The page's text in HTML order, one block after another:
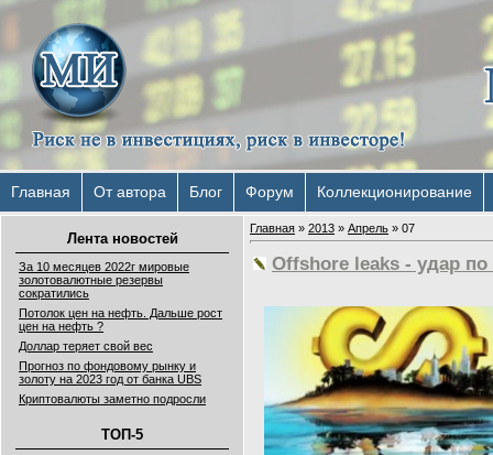
Главная От автора Блог Форум Коллекционирование
Лента новостей
За 10 месяцев 2022г мировые
золотовалютные резервы
сократились
Потолок цен на нефть. Дальше рост
цен на нефть ?
Доллар теряет свой вес
Прогноз по фондовому рынку и
золоту на 2023 год от банка UBS
Криптовалюты заметно подросли
ТОП-5
Главная » 2013 » Апрель » 07
Offshore leaks - удар